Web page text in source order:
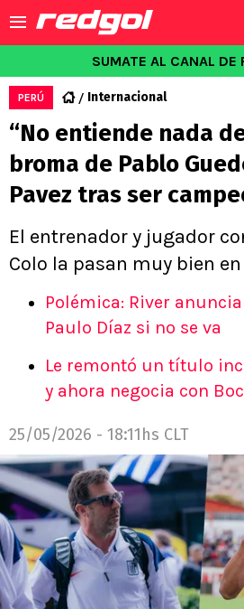
SUMATE AL CANAL DE
PERÚ Internacional
“No entiende nada
broma de Pablo
Pavez tras ser
El entrenador y jugador
Colo la pasan muy bien
Polémica: River
Paulo Díaz si no se va
Le remontó un título
y ahora negocia con
25/05/2026 - 18:11hs CLT